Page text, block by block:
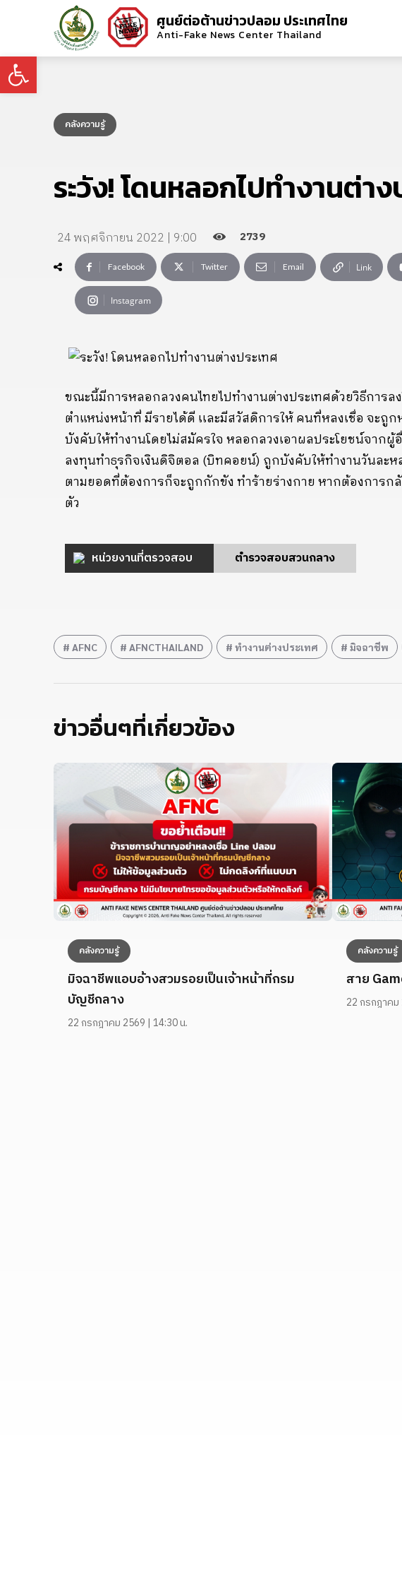
Open toolbar
ศูนย์ต่อต้านข่าวปลอม ประเทศไทย
Anti-Fake News Center Thailand
คลังความรู้
ระวัง! โดนหลอกไปทำงานต่าง
24 พฤศจิกายน 2022 | 9:00 2739
Facebook Twitter Email Link
Instagram
ขณะนี้มีการหลอกลวงคนไทยไปทำงานต่างประเทศด้วยวิธีการล
ตำแหน่งหน้าที่ มีรายได้ดี เเละมีสวัสดิการให้ คนที่หลงเชื่อ จะถู
บังคับให้ทำงานโดยไม่สมัครใจ หลอกลวงเอาผลประโยชน์จาก
ลงทุนทำธุรกิจเงินดิจิตอล (บิทคอยน์) ถูกบังคับให้ทำงานวันละ
ตามยอดที่ต้องการก็จะถูกกักขัง ทำร้ายร่างกาย หากต้องการก
ตัว
หน่วยงานที่ตรวจสอบ ตำรวจสอบสวนกลาง
AFNC AFNCTHAILAND ทำงานต่างประเทศ มิจฉาชีพ
ข่าวอื่นๆที่เกี่ยวข้อง
คลังความรู้
มิจฉาชีพแอบอ้างสวมรอยเป็นเจ้าหน้าที่กรม
บัญชีกลาง
22 กรกฎาคม 2569 | 14:30 น.
คลังความรู้
สาย
22 กรกฎาค